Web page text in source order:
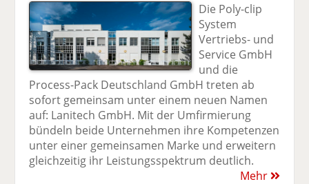
Die Poly-clip
System
Vertriebs- und
Service GmbH
und die
Process-Pack Deutschland GmbH treten ab
sofort gemeinsam unter einem neuen Namen
auf: Lanitech GmbH. Mit der Umfirmierung
bündeln beide Unternehmen ihre Kompetenzen
unter einer gemeinsamen Marke und erweitern
gleichzeitig ihr Leistungsspektrum deutlich.
Mehr